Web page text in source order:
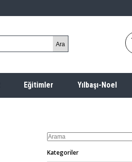
Eğitimler Yılbaşı-Noel
Kategoriler